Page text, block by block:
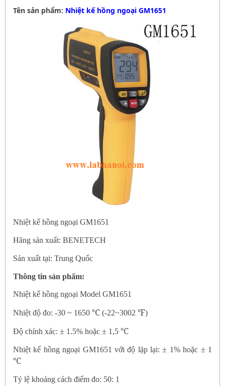
Tên sản phẩm: Nhiệt kế hồng ngoại GM1651
Nhiệt kế hồng ngoại GM1651
Hãng sản xuất: BENETECH
Sản xuất tại: Trung Quốc
Thông tin sản phẩm:
Nhiệt kế hồng ngoại Model GM1651
Nhiệt độ đo: -30 ~ 1650 ℃ (-22~3002 ℉)
Độ chính xác: ± 1.5% hoặc ± 1,5 ℃
Nhiệt kế hồng ngoại GM1651 với độ lặp lại: ± 1% hoặc ± 1
℃
Tỷ lệ khoảng cách điểm đo: 50: 1